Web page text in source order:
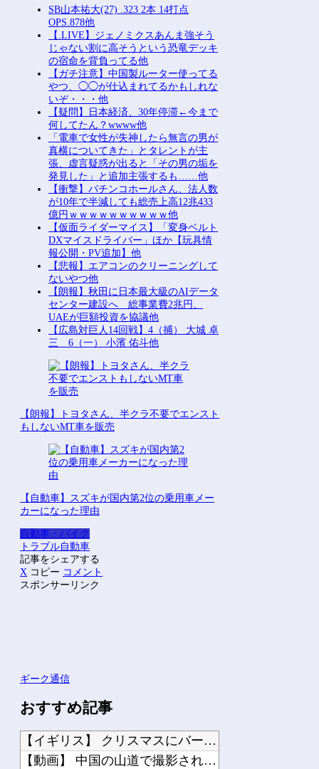
SB山本祐大(27) .323 2本 14打点
OPS.878他
【.LIVE】ジェノミクスあんま強そう
じゃない割に高そうという恐竜デッキ
の宿命を背負ってる他
【ガチ注意】中国製ルーター使ってる
やつ、◯◯が仕込まれてるかもしれな
いぞ・・・他
【疑問】日本経済、30年停滞←今まで
何してたん？wwww他
「電車で女性が失神したら無言の男が
真横についてきた」とタレントが主
張、虚言疑惑が出ると「その男の垢を
発見した」と追加主張するも……他
【衝撃】パチンコホールさん、法人数
が10年で半減しても総売上高12兆433
億円ｗｗｗｗｗｗｗｗｗｗ他
【仮面ライダーマイス】「変身ベルト
DXマイスドライバー」ほか【玩具情
報公開・PV追加】他
【悲報】エアコンのクリーニングして
ないやつ他
【朗報】秋田に日本最大級のAIデータ
センター建設へ 総事業費2兆円、
UAEが巨額投資を協議他
【広島対巨人14回戦】4（捕） 大城 卓
三 6（一） 小濱 佑斗他
【朗報】トヨタさん、半クラ不要でエンスト
もしないMT車を販売
【自動車】スズキが国内第2位の乗用車メー
カーになった理由
自動車・バイク
トラブル自動車
記事をシェアする
X コピー コメント
スポンサーリンク
ギーク通信
おすすめ記事
【イギリス】 クリスマスにバーで乱闘騒ぎが勃発
【動画】 中国の山道で撮影された恐怖映像が(((゜Д゜)))